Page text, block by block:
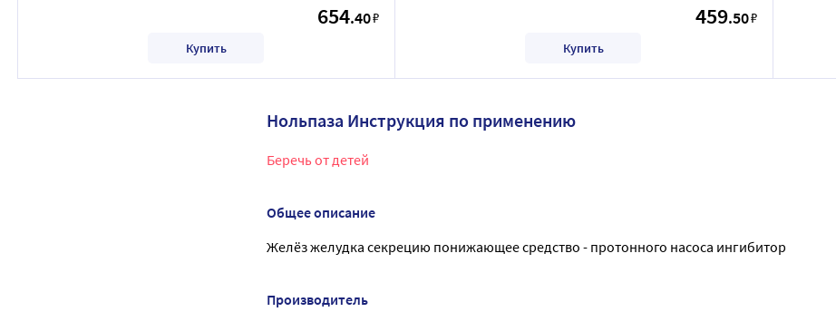
654.40₽
Купить
459.50₽
Купить
Нольпаза Инструкция по применению
Беречь от детей
Общее описание
Желёз желудка секрецию понижающее средство - протонного насоса ингибитор
Производитель